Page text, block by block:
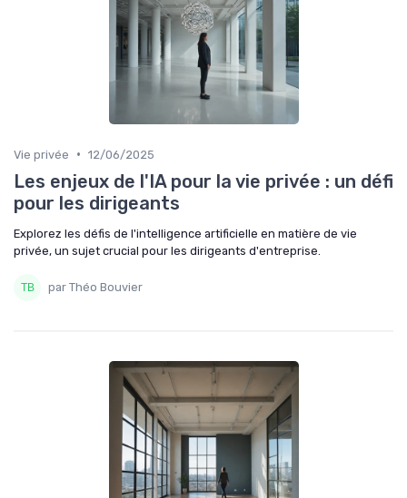
Vie privée • 12/06/2025
Les enjeux de l'IA pour la vie privée : un défi
pour les dirigeants
Explorez les défis de l'intelligence artificielle en matière de vie
privée, un sujet crucial pour les dirigeants d'entreprise.
par Théo Bouvier